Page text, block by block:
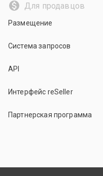
Для продавцов
Размещение
Система запросов
API
Интерфейс reSeller
Партнерская программа